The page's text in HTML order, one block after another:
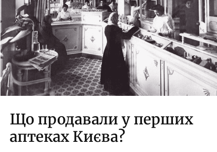
Що продавали у перших
аптеках Києва?